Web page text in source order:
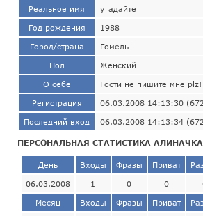
Реальное имя угадайте
Год рождения 1988
Город/страна Гомель
Пол Женский
О себе Гости не пишите мне plz!
Регистрация 06.03.2008 14:13:30
Последний вход 06.03.2008 14:13:34
ПЕРСОНАЛЬНАЯ СТАТИСТИКА
День Входы Фразы Приват
06.03.2008 1 0 0
Месяц Входы Фразы Приват